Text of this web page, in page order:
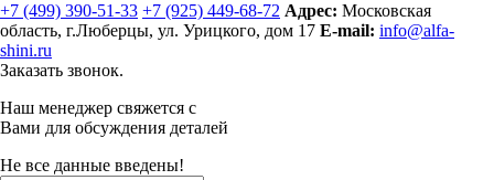
+7 (499) 390-51-33 +7 (925) 449-68-72 Адрес: Московская
область, г.Люберцы, ул. Урицкого, дом 17 E-mail: info@alfa-
shini.ru
Заказать звонок.
Наш менеджер свяжется с
Вами для обсуждения деталей
Не все данные введены!